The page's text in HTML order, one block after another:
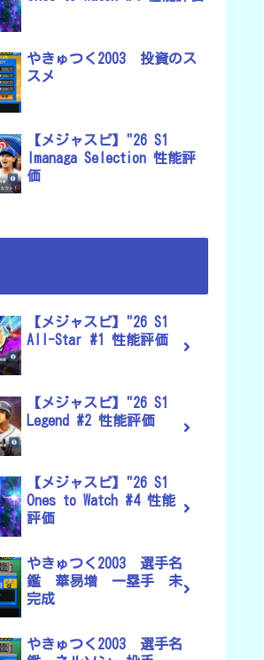
やきゅつく2003 投資のス
スメ
【メジャスピ】"26 S1
Imanaga Selection 性能評
価
【メジャスピ】"26 S1
All-Star #1 性能評価
【メジャスピ】"26 S1
Legend #2 性能評価
【メジャスピ】"26 S1
Ones to Watch #4 性能
評価
やきゅつく2003 選手名
鑑 華易増 一塁手 未
完成
やきゅつく2003 選手名